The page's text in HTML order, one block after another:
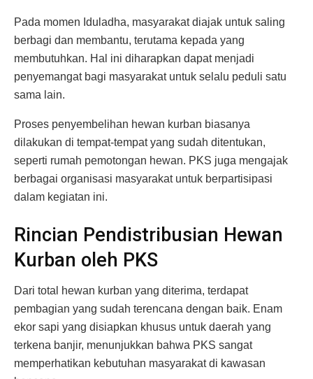
Pada momen Iduladha, masyarakat diajak untuk saling
berbagi dan membantu, terutama kepada yang
membutuhkan. Hal ini diharapkan dapat menjadi
penyemangat bagi masyarakat untuk selalu peduli satu
sama lain.
Proses penyembelihan hewan kurban biasanya
dilakukan di tempat-tempat yang sudah ditentukan,
seperti rumah pemotongan hewan. PKS juga mengajak
berbagai organisasi masyarakat untuk berpartisipasi
dalam kegiatan ini.
Rincian Pendistribusian Hewan
Kurban oleh PKS
Dari total hewan kurban yang diterima, terdapat
pembagian yang sudah terencana dengan baik. Enam
ekor sapi yang disiapkan khusus untuk daerah yang
terkena banjir, menunjukkan bahwa PKS sangat
memperhatikan kebutuhan masyarakat di kawasan